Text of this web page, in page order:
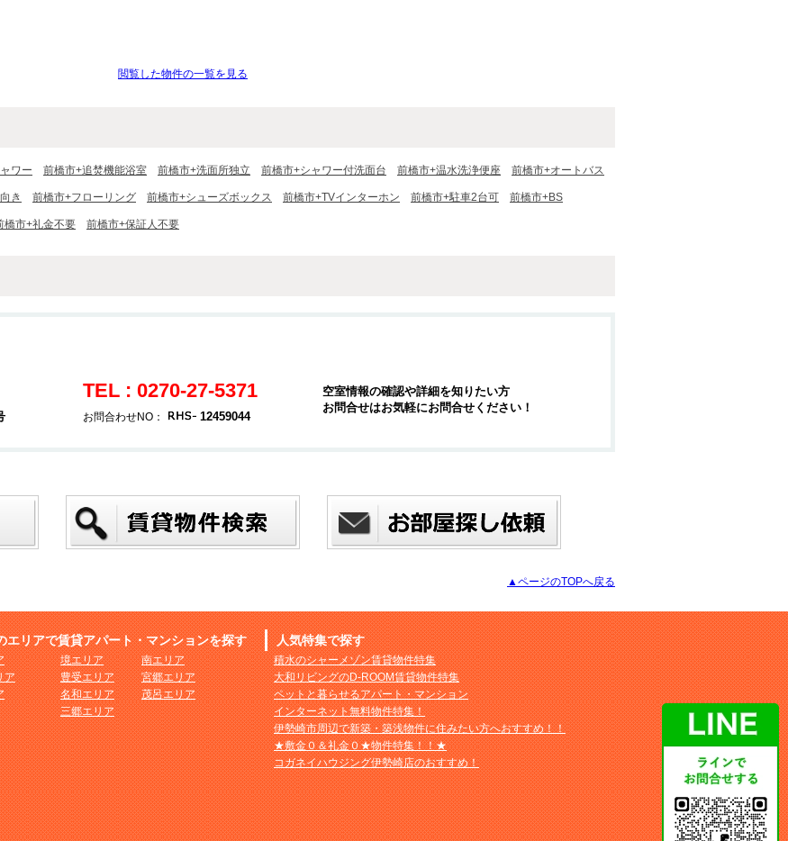
閲覧した物件の一覧を見る
ワー 前橋市+追焚機能浴室 前橋市+洗面所独立 前橋市+シャワー付洗面台 前橋市+温水洗浄便座 前橋市+オートバス
き 前橋市+フローリング 前橋市+シューズボックス 前橋市+TVインターホン 前橋市+駐車2台可 前橋市+BS
橋市+礼金不要 前橋市+保証人不要
TEL : 0270-27-5371
お問合わせNO： 12459044
空室情報の確認や詳細を知りたい方
お問合せはお気軽にお問合せください！
▲ページのTOPへ戻る
エリアで賃貸アパート・マンションを探す
ア
境エリア
豊受エリア
名和エリア
三郷エリア
南エリア
宮郷エリア
茂呂エリア
人気特集で探す
積水のシャーメゾン賃貸物件特集
大和リビングのD-ROOM賃貸物件特集
ペットと暮らせるアパート・マンション
インターネット無料物件特集！
伊勢崎市周辺で新築・築浅物件に住みたい方へおすすめ！！
★敷金０＆礼金０★物件特集！！★
コガネイハウジング伊勢崎店のおすすめ！